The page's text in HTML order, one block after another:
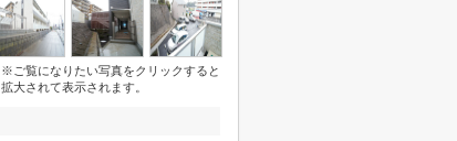
※ご覧になりたい写真をクリックすると
拡大されて表示されます。